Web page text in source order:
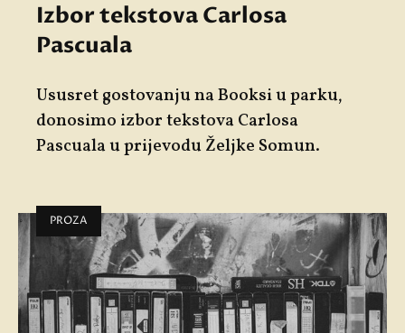
Izbor tekstova Carlosa
Pascuala
Ususret gostovanju na Booksi u parku,
donosimo izbor tekstova Carlosa
Pascuala u prijevodu Željke Somun.
PROZA